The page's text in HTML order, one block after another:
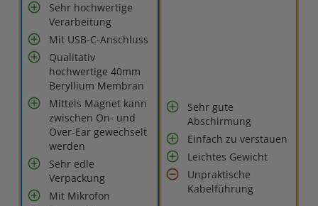
Sehr hochwertige
Verarbeitung
Mit USB-C-Anschluss
Qualitativ
hochwertige 40mm
Beryllium Membran
Mittels Magnet kann
zwischen On- und
Over-Ear gewechselt
werden
Sehr edle
Verpackung
Mit Mikrofon
Sehr gute
Abschirmung
Einfach zu verstauen
Leichtes Gewicht
Unpraktische
Kabelführung